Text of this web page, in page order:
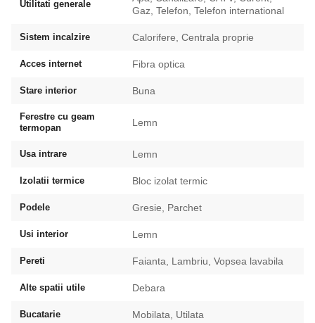
Utilitati generale
Gaz, Telefon, Telefon international
Sistem incalzire Calorifere, Centrala proprie
Acces internet Fibra optica
Stare interior Buna
Ferestre cu geam
termopan
Lemn
Usa intrare Lemn
Izolatii termice Bloc izolat termic
Podele Gresie, Parchet
Usi interior Lemn
Pereti Faianta, Lambriu, Vopsea lavabila
Alte spatii utile Debara
Bucatarie Mobilata, Utilata